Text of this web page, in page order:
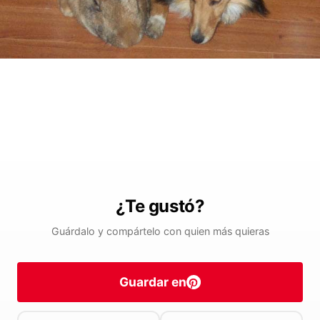
¿Te gustó?
Guárdalo y compártelo con quien más quieras
Guardar en